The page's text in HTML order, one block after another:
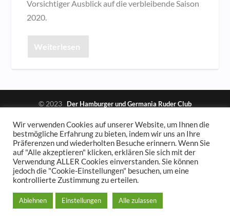
Vorsichtiger Ausblick auf die verbleibende Saison
2020.
Weiterlesen
© 2023 Der Hamburger und Germania Ruder Club
Impressum und Spendenkonto Datenschutzerklärung
Wir verwenden Cookies auf unserer Website, um Ihnen die
bestmögliche Erfahrung zu bieten, indem wir uns an Ihre
Präferenzen und wiederholten Besuche erinnern. Wenn Sie
auf "Alle akzeptieren" klicken, erklären Sie sich mit der
Verwendung ALLER Cookies einverstanden. Sie können
jedoch die "Cookie-Einstellungen" besuchen, um eine
kontrollierte Zustimmung zu erteilen.
Ablehnen Einstellungen Alle zulassen